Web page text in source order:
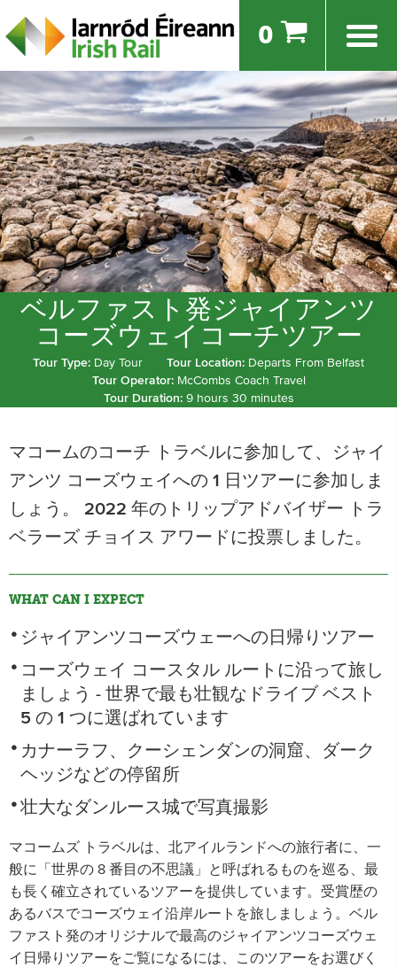
0
ベルファスト発ジャイアンツ
コーズウェイコーチツアー
Tour Type: Day Tour Tour Location: Departs From Belfast
Tour Operator: McCombs Coach Travel
Tour Duration: 9 hours 30 minutes
マコームのコーチ トラベルに参加して、ジャイ
アンツ コーズウェイへの 1 日ツアーに参加しま
しょう。 2022 年のトリップアドバイザー トラ
ベラーズ チョイス アワードに投票しました。
WHAT CAN I EXPECT
ジャイアンツコーズウェーへの日帰りツアー
コーズウェイ コースタル ルートに沿って旅し
ましょう - 世界で最も壮観なドライブ ベスト
5 の 1 つに選ばれています
カナーラフ、クーシェンダンの洞窟、ダーク
ヘッジなどの停留所
壮大なダンルース城で写真撮影
マコームズ トラベルは、北アイルランドへの旅行者に、一
般に「世界の 8 番目の不思議」と呼ばれるものを巡る、最
も長く確立されているツアーを提供しています。受賞歴の
あるバスでコーズウェイ沿岸ルートを旅しましょう。ベル
ファスト発のオリジナルで最高のジャイアンツコーズウェ
イ日帰りツアーをご覧になるには、このツアーをお選びく